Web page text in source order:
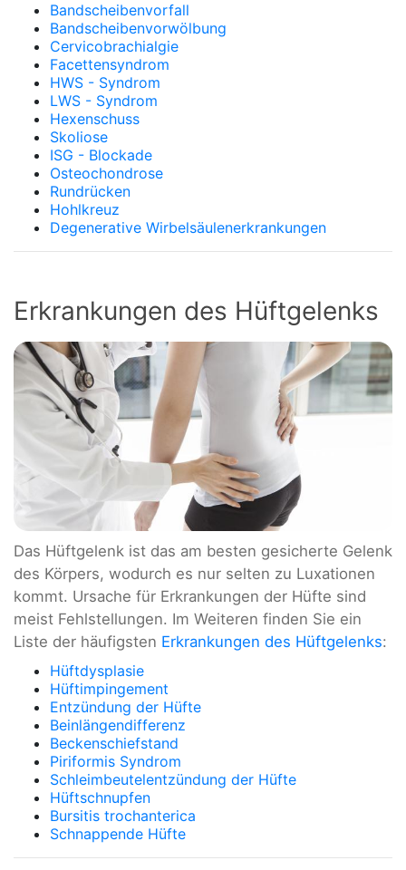
Bandscheibenvorfall
Bandscheibenvorwölbung
Cervicobrachialgie
Facettensyndrom
HWS - Syndrom
LWS - Syndrom
Hexenschuss
Skoliose
ISG - Blockade
Osteochondrose
Rundrücken
Hohlkreuz
Degenerative Wirbelsäulenerkrankungen
Erkrankungen des Hüftgelenks
Das Hüftgelenk ist das am besten gesicherte Gelenk
des Körpers, wodurch es nur selten zu Luxationen
kommt. Ursache für Erkrankungen der Hüfte sind
meist Fehlstellungen. Im Weiteren finden Sie ein
Liste der häufigsten Erkrankungen des Hüftgelenks:
Hüftdysplasie
Hüftimpingement
Entzündung der Hüfte
Beinlängendifferenz
Beckenschiefstand
Piriformis Syndrom
Schleimbeutelentzündung der Hüfte
Hüftschnupfen
Bursitis trochanterica
Schnappende Hüfte